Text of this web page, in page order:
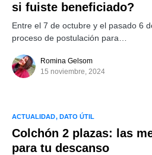
si fuiste beneficiado?
Entre el 7 de octubre y el pasado 6
proceso de postulación para…
Romina Gelsom
15 noviembre, 2024
ACTUALIDAD DATO ÚTIL
Colchón 2 plazas: las
para tu descanso